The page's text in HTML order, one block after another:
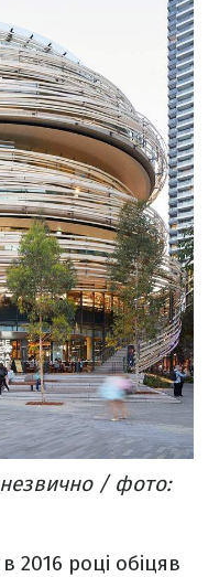
незвично / фото:
році обіцяв